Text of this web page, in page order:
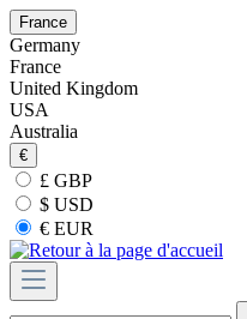
France
Germany
France
United Kingdom
USA
Australia
€
£ GBP
$ USD
€ EUR